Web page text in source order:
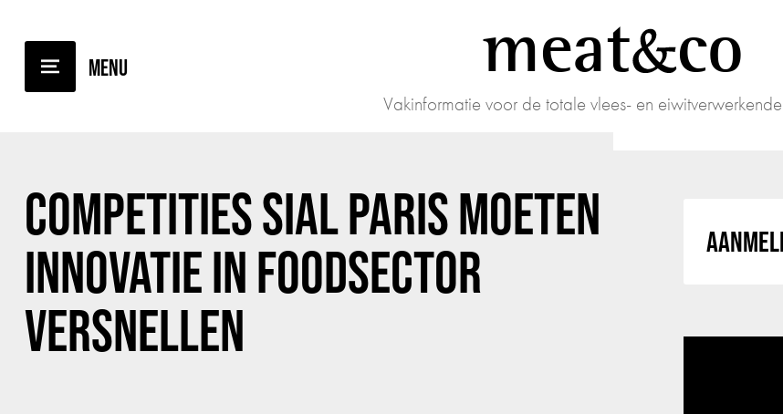
meatco
Vakinformatie voor de totale vlees- en
COMPETITIES SIAL PARIS MOETEN
INNOVATIE IN FOODSECTOR
VERSNELLEN